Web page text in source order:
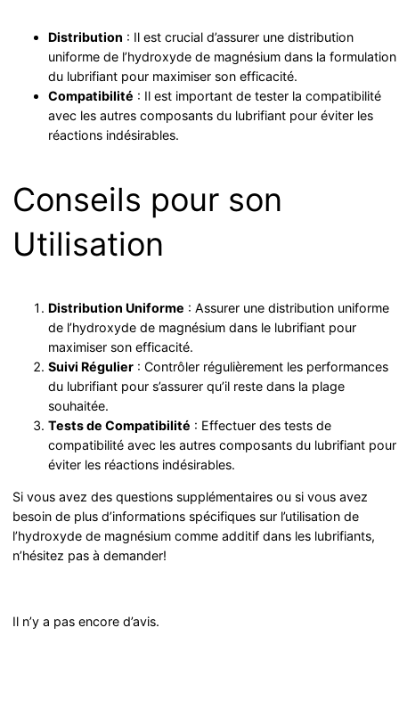
Distribution : Il est crucial d’assurer une distribution
uniforme de l’hydroxyde de magnésium dans la formulation
du lubrifiant pour maximiser son efficacité.
Compatibilité : Il est important de tester la compatibilité
avec les autres composants du lubrifiant pour éviter les
réactions indésirables.
Conseils pour son
Utilisation
Distribution Uniforme : Assurer une distribution uniforme
de l’hydroxyde de magnésium dans le lubrifiant pour
maximiser son efficacité.
Suivi Régulier : Contrôler régulièrement les performances
du lubrifiant pour s’assurer qu’il reste dans la plage
souhaitée.
Tests de Compatibilité : Effectuer des tests de
compatibilité avec les autres composants du lubrifiant pour
éviter les réactions indésirables.
Si vous avez des questions supplémentaires ou si vous avez
besoin de plus d’informations spécifiques sur l’utilisation de
l’hydroxyde de magnésium comme additif dans les lubrifiants,
n’hésitez pas à demander!
Il n’y a pas encore d’avis.